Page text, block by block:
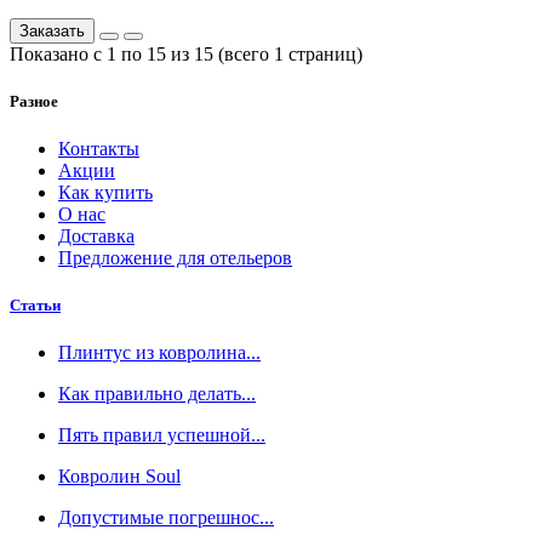
Заказать
Показано с 1 по 15 из 15 (всего 1 страниц)
Разное
Контакты
Акции
Как купить
О нас
Доставка
Предложение для отельеров
Статьи
Плинтус из ковролина...
Как правильно делать...
Пять правил успешной...
Ковролин Soul
Допустимые погрешнос...